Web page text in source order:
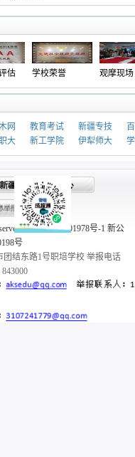
学校荣誉 观摩现场
网 教育考试 新疆专技
大 新工学院 伊犁师大
新ICP备10001978号-1 新公
号
结东路1号职培学校 举报电话